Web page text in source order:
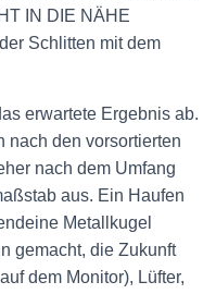
IN DIE NÄHE
Schlitten mit dem
erwartete Ergebnis ab.
nach den vorsortierten
nach dem Umfang
aus. Ein Haufen
Metallkugel
gemacht, die Zukunft
dem Monitor), Lüfter,